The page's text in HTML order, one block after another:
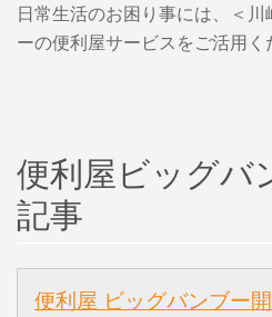
日常生活のお困り事には、＜
ーの便利屋サービスをご活用く
便利屋ビッグバ
記事
便利屋 ビッグバンブー開